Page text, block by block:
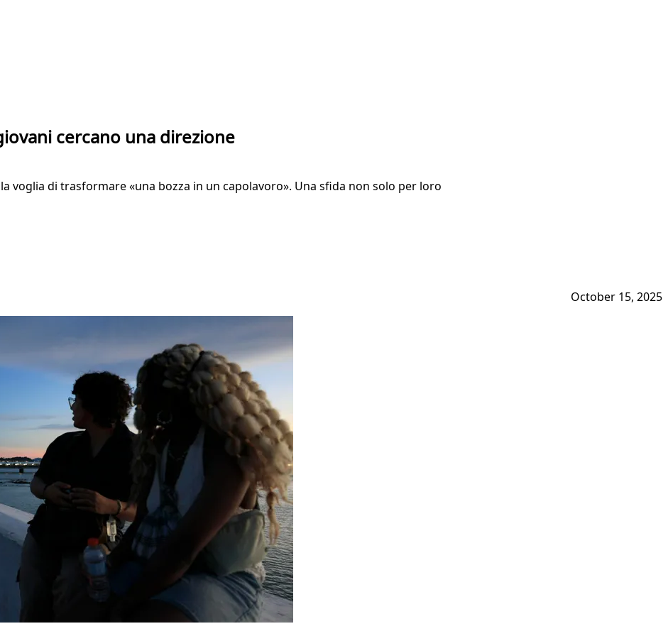
cercano una direzione
voglia di trasformare «una bozza in un capolavoro». Una sfida non solo per loro
October 15, 2025